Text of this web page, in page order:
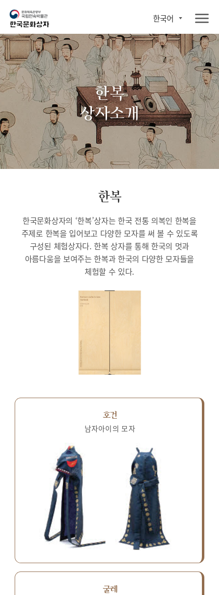
한국어
한복
상자소개
한복
한국문화상자의 ‘한복’상자는 한국 전통 의복인 한복을
주제로 한복을 입어보고 다양한 모자를 써 볼 수 있도록
구성된 체험상자다. 한복 상자를 통해 한국의 멋과
아름다움을 보여주는 한복과 한국의 다양한 모자들을
체험할 수 있다.
호건
남자아이의 모자
굴레